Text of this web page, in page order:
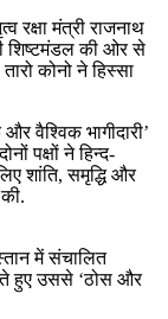
रक्षा मंत्री राजनाथ
शिष्ट‍मंडल की ओर से
कोनो ने हिस्सा
वैश्विक भागीदारी’
पक्षों ने हिन्द-
शांति, समृद्धि और
में संचालित
हुए उससे ‘ठोस और